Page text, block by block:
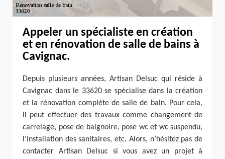
Appeler un spécialiste en création
et en rénovation de salle de bains à
Cavignac.
Depuis plusieurs années, Artisan Delsuc qui réside à
Cavignac dans le 33620 se spécialise dans la création
et la rénovation complète de salle de bain. Pour cela,
il peut effectuer des travaux comme changement de
carrelage, pose de baignoire, pose wc et wc suspendu,
l’installation des sanitaires, etc. Alors, n’hésitez pas de
contacter Artisan Delsuc si vous avez un projet à